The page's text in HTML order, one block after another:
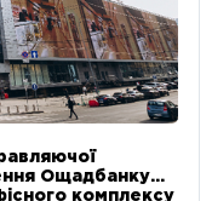
Ощадбанку
комплексу